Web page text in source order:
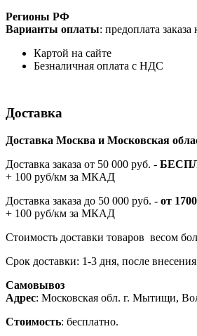
Регионы РФ
Варианты оплаты: предоплата
Картой на сайте
Безналичная оплата с НДС
Доставка
Доставка Москва и Московская
Доставка заказа от 50 000 руб. -
+ 100 руб/км за МКАД
Доставка заказа до 50 000 руб. - от
+ 100 руб/км за МКАД
Стоимость доставки товаров весом
Срок доставки: 1-3 дня, после
Самовывоз
Адрес: Московская обл. г. Мытищи,
Стоимость: бесплатно.